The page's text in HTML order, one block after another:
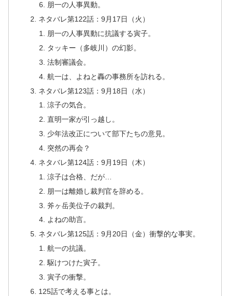
朋一の人事異動。
ネタバレ第122話：9月17日（火）
朋一の人事異動に抗議する寅子。
タッキー（多岐川）の幻影。
法制審議会。
航一は、よねと轟の事務所を訪れる。
ネタバレ第123話：9月18日（水）
涼子の気合。
直明一家が引っ越し。
少年法改正について部下たちの意見。
突然の再会？
ネタバレ第124話：9月19日（木）
涼子は合格、だが…
朋一は離婚し裁判官を辞める。
斧ヶ岳美位子の裁判。
よねの助言。
ネタバレ第125話：9月20日（金）衝撃的な事実。
航一の抗議。
駆けつけた寅子。
寅子の衝撃。
125話で考える事とは。